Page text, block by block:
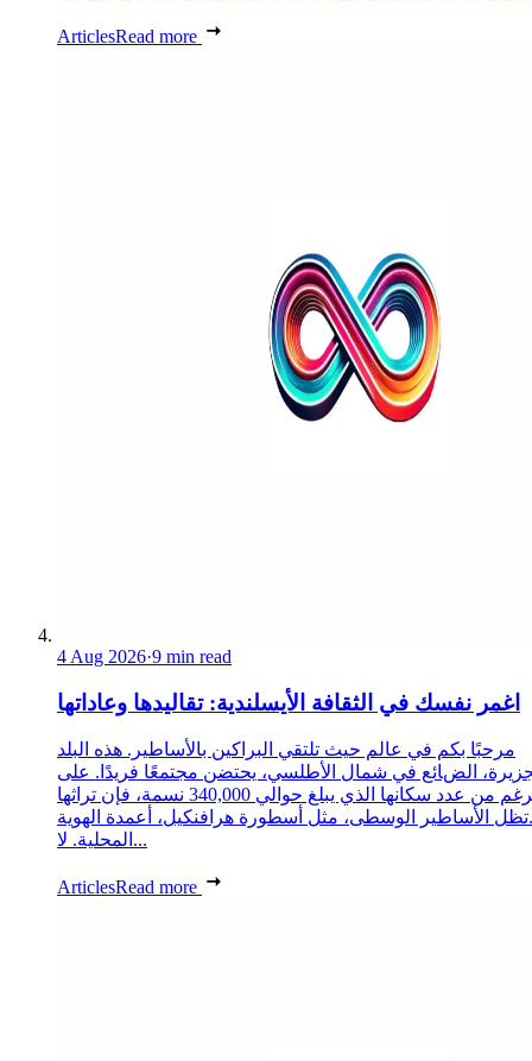
ArticlesRead more
4 Aug 2026·9 min read
اغمر نفسك في الثقافة الأيسلندية: تقاليدها وعاداتها
مرحبًا بكم في عالم حيث تلتقي البراكين بالأساطير. هذه البلد
الضائع في شمال الأطلسي، يحتضن مجتمعًا فريدًا. على
الرغم من عدد سكانها الذي يبلغ حوالي 340,000 نسمة، فإن تراثها
الأساطير الوسطى، مثل أسطورة هرافنكيل، أعمدة الهوية
المحلية. لا...
ArticlesRead more